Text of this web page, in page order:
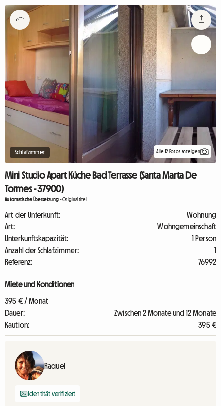
Schlafzimmer Alle 12 Fotos anzeigen
Mini Studio Apart Küche Bad Terrasse (Santa Marta De
Tormes - 37900)
Automatische Übersetzung -Originaltitel
Art der Unterkunft:
Wohnung
Art:
Wohngemeinschaft
Unterkunftskapazität:
1 Person
Anzahl der Schlafzimmer:
1
Referenz:
76992
Miete und Konditionen
395 € / Monat
Dauer:
Zwischen 2 Monate und 12 Monate
Kaution:
395 €
Raquel
Identität verifiziert